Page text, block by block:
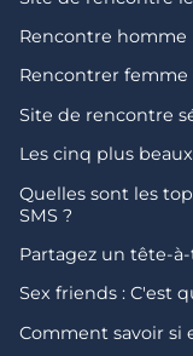
Rencontre homme
Rencontrer
Site de rencontre
Les cinq plus
Quelles sont les
SMS ?
Partagez un tête-
Sex friends : C'est
Comment savoir si